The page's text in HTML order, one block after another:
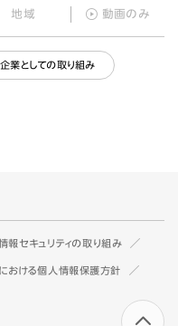
地域 動画のみ
企業としての取り組み
報セキュリティの取り組み
おける個人情報保護方針